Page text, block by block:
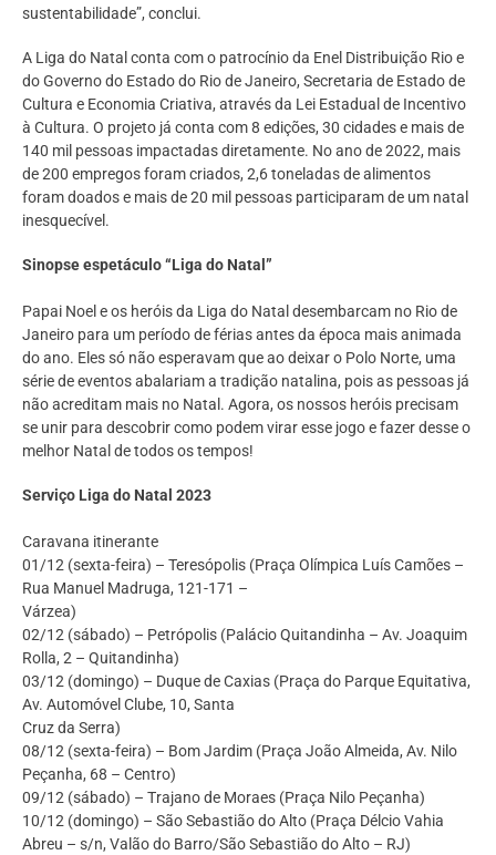
sustentabilidade”, conclui.
A Liga do Natal conta com o patrocínio da Enel Distribuição Rio e
do Governo do Estado do Rio de Janeiro, Secretaria de Estado de
Cultura e Economia Criativa, através da Lei Estadual de Incentivo
à Cultura. O projeto já conta com 8 edições, 30 cidades e mais de
140 mil pessoas impactadas diretamente. No ano de 2022, mais
de 200 empregos foram criados, 2,6 toneladas de alimentos
foram doados e mais de 20 mil pessoas participaram de um natal
inesquecível.
Sinopse espetáculo “Liga do Natal”
Papai Noel e os heróis da Liga do Natal desembarcam no Rio de
Janeiro para um período de férias antes da época mais animada
do ano. Eles só não esperavam que ao deixar o Polo Norte, uma
série de eventos abalariam a tradição natalina, pois as pessoas já
não acreditam mais no Natal. Agora, os nossos heróis precisam
se unir para descobrir como podem virar esse jogo e fazer desse o
melhor Natal de todos os tempos!
Serviço Liga do Natal 2023
Caravana itinerante
01/12 (sexta-feira) – Teresópolis (Praça Olímpica Luís Camões –
Rua Manuel Madruga, 121-171 –
Várzea)
02/12 (sábado) – Petrópolis (Palácio Quitandinha – Av. Joaquim
Rolla, 2 – Quitandinha)
03/12 (domingo) – Duque de Caxias (Praça do Parque Equitativa,
Av. Automóvel Clube, 10, Santa
Cruz da Serra)
08/12 (sexta-feira) – Bom Jardim (Praça João Almeida, Av. Nilo
Peçanha, 68 – Centro)
09/12 (sábado) – Trajano de Moraes (Praça Nilo Peçanha)
10/12 (domingo) – São Sebastião do Alto (Praça Délcio Vahia
Abreu – s/n, Valão do Barro/São Sebastião do Alto – RJ)